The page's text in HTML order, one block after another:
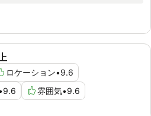
ロケーション•9.6
9.6 雰囲気•9.6